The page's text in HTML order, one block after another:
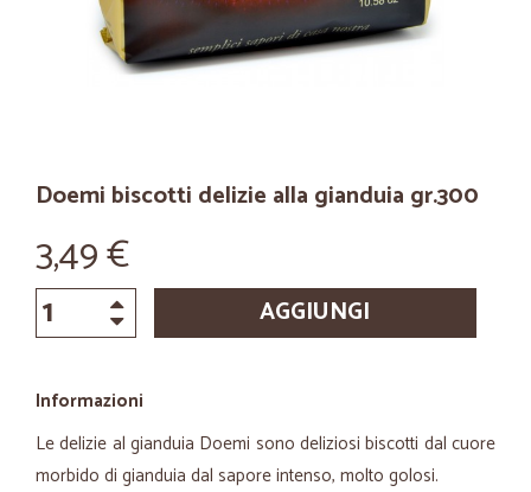
Doemi biscotti delizie alla gianduia gr.300
3,49 €
AGGIUNGI
Informazioni
Le delizie al gianduia Doemi sono deliziosi biscotti dal cuore
morbido di gianduia dal sapore intenso, molto golosi.